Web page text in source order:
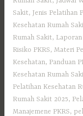
Sakit, Jenis Pelatihan
Kesehatan Rumah
Rumah Sakit, Laporan
Risiko PKRS,Materi
Kesehatan, Panduan
Kesehatan Rumah
Pelatihan Kesehatan
Rumah Sakit 2025,
Manajemene PKRS,